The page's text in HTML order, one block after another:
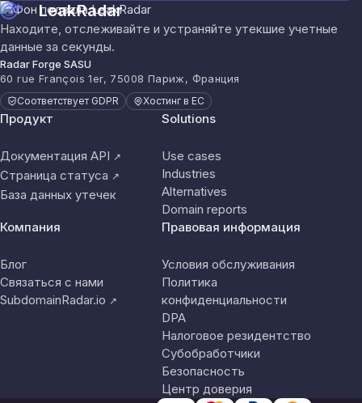
LeakRadar
Находите, отслеживайте и устраняйте утекшие учетные
данные за секунды.
Radar Forge SASU
60 rue François 1er, 75008 Париж, Франция
Соответствует GDPR Хостинг в ЕС
Продукт
Документация API ↗
Страница статуса ↗
База данных утечек
Solutions
Use cases
Industries
Alternatives
Domain reports
Компания
Блог
Связаться с нами
SubdomainRadar.io ↗
Правовая информация
Условия обслуживания
Политика
конфиденциальности
DPA
Налоговое резидентство
Субобработчики
Безопасность
Центр доверия